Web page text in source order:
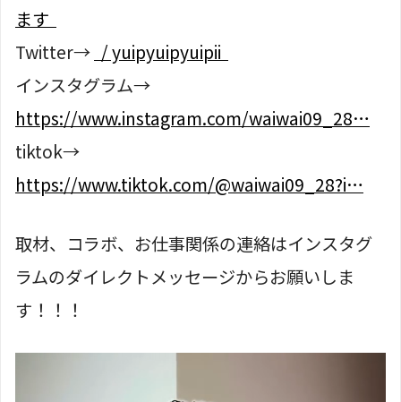
ます
Twitter→ / yuipyuipyuipii
インスタグラム→
https://www.instagram.com/waiwai09_28…
tiktok→
https://www.tiktok.com/@waiwai09_28?i…
取材、コラボ、お仕事関係の連絡はインスタグ
ラムのダイレクトメッセージからお願いしま
す！！！